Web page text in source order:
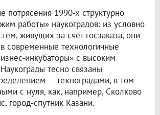
потрясения 1990-х структурно
работы» наукоградов: из условно
живущих за счет госзаказа, они
современные технологичные
инкубаторы» с высоким
тесно связаны
— техноградами, в том
с нуля, как, например, Сколково
город-спутник Казани.